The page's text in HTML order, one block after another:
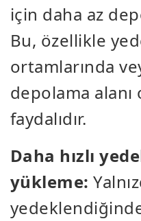
için daha az
Bu, özellikle
ortamlarında
depolama alanı
faydalıdır.
Daha hızlı
yükleme: